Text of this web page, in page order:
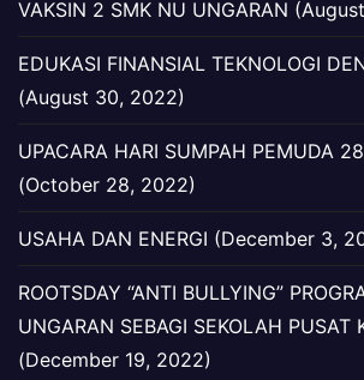
VAKSIN 2 SMK NU UNGARAN
EDUKASI FINANSIAL TEKNOLOGI
(August 30, 2022)
UPACARA HARI SUMPAH PEMUDA
(October 28, 2022)
USAHA DAN ENERGI (December 3,
ROOTSDAY “ANTI BULLYING”
UNGARAN SEBAGI SEKOLAH PUSAT
(December 19, 2022)